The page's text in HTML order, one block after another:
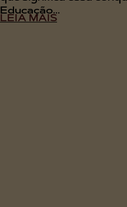
Educação...
LEIA MAIS